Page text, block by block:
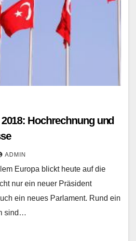
Hochrechnung und
ADMIN
Europa blickt heute auf die
nur ein neuer Präsident
ein neues Parlament. Rund ein
sind…